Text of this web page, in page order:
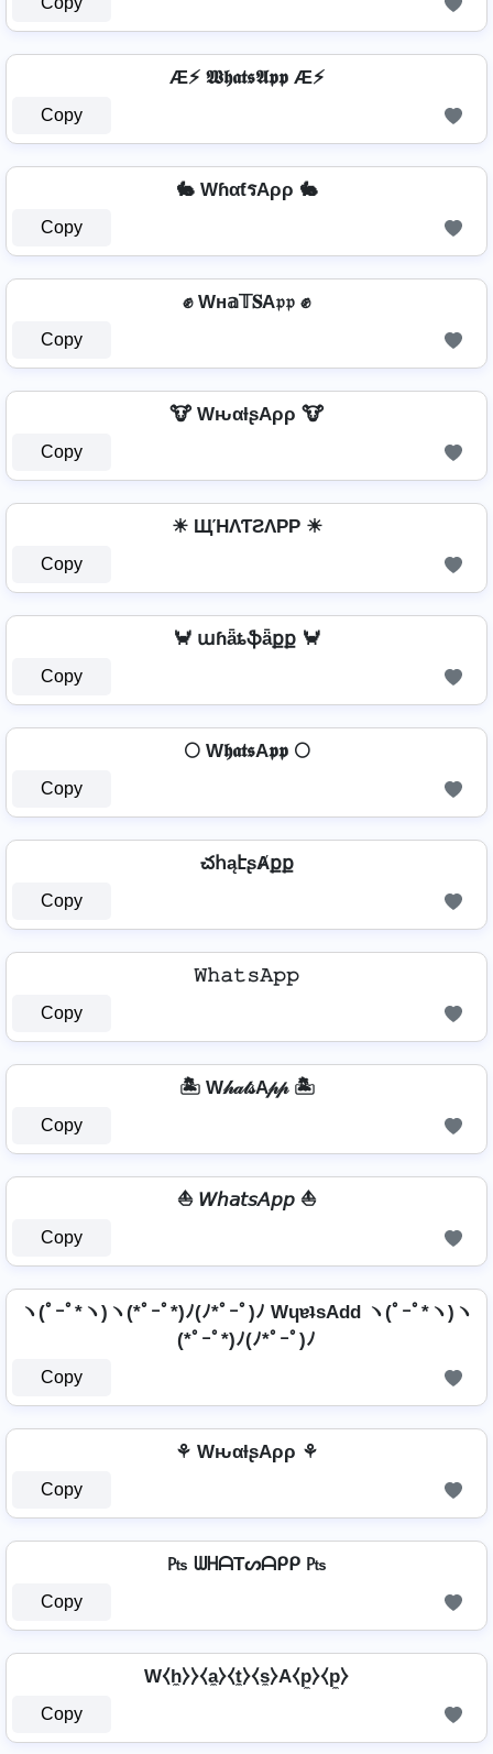
Æ⚡ 𝖂𝖍𝖆𝖙𝖘𝕬𝖕𝖕 Æ⚡
Copy
🐇 WɦαƭรAρρ 🐇
Copy
✊ Wн𝕒𝕋𝐒A𝔭𝔭 ✊
Copy
🐮 WԋαƚʂAρρ 🐮
Copy
☀ ЩΉΛƬƧΛPP ☀
Copy
🦀 աɦǟȶֆǟքք 🦀
Copy
🌕 W𝖍𝖆𝖙𝖘A𝖕𝖕 🌕
Copy
చհąէʂȺքք
Copy
𝚆𝚑𝚊𝚝𝚜𝙰𝚙𝚙
Copy
🏝️ W𝒽𝒶𝓉𝓈A𝓅𝓅 🏝️
Copy
⛵ 𝘞𝘩𝘢𝘵𝘴𝘈𝘱𝘱 ⛵
Copy
ヽ(ﾟｰﾟ*ヽ)ヽ(*ﾟｰﾟ*)ﾉ(ﾉ*ﾟｰﾟ)ﾉ WɥɐʇsAdd ヽ(ﾟｰﾟ*ヽ)ヽ
(*ﾟｰﾟ*)ﾉ(ﾉ*ﾟｰﾟ)ﾉ
Copy
⚘ WԋαƚʂAρρ ⚘
Copy
₧ ᗯᕼᗩTᔕᗩᑭᑭ ₧
Copy
W⧼h̼⧽⧽⧼a̼⧽⧼t̼⧽⧼s̼⧽A⧼p̼⧽⧼p̼⧽
Copy